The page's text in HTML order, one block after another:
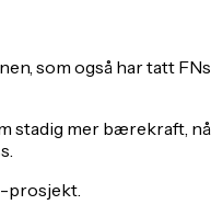
som også har tatt
stadig mer
prosjekt.